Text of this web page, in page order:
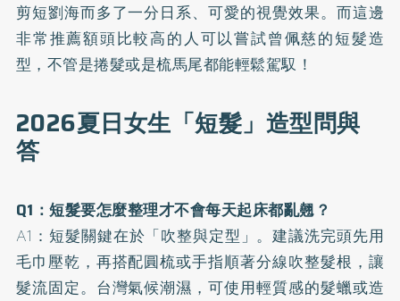
剪短劉海而多了一分日系、可愛的視覺效果。而這邊
非常推薦額頭比較高的人可以嘗試曾佩慈的短髮造
型，不管是捲髮或是梳馬尾都能輕鬆駕馭！
2026夏日女生「短髮」造型問與
答
Q1：短髮要怎麼整理才不會每天起床都亂翹？
A1：短髮關鍵在於「吹整與定型」。建議洗完頭先用
毛巾壓乾，再搭配圓梳或手指順著分線吹整髮根，讓
髮流固定。台灣氣候潮濕，可使用輕質感的髮蠟或造